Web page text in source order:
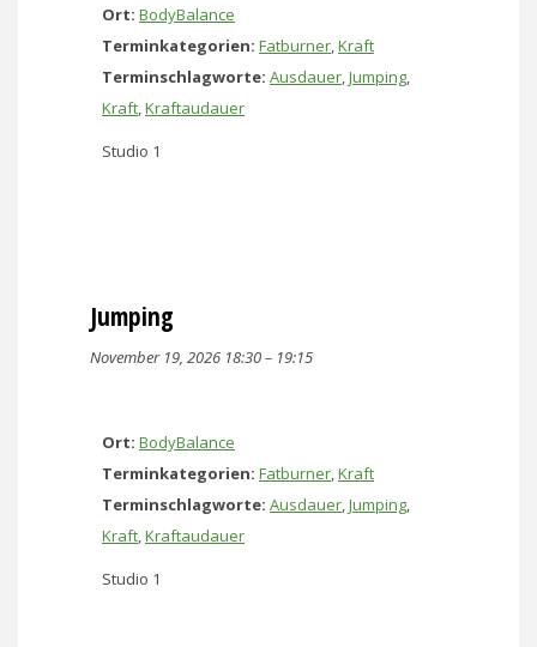
Ort: BodyBalance
Terminkategorien: Fatburner,Kraft
Terminschlagworte: Ausdauer,Jumping,
Kraft,Kraftaudauer
Studio 1
Jumping
November 19, 2026 18:30– 19:15
Ort: BodyBalance
Terminkategorien: Fatburner,Kraft
Terminschlagworte: Ausdauer,Jumping,
Kraft,Kraftaudauer
Studio 1